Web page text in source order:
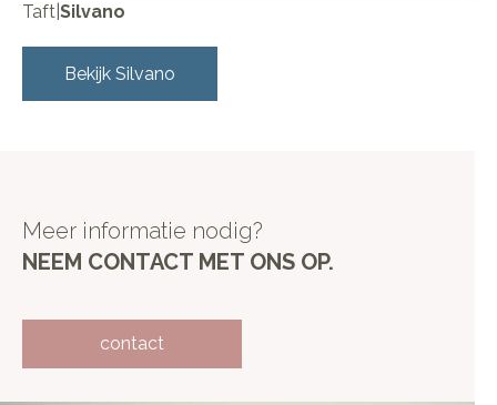
Taft Silvano
Bekijk Silvano
Meer informatie nodig?
NEEM CONTACT MET ONS OP.
contact